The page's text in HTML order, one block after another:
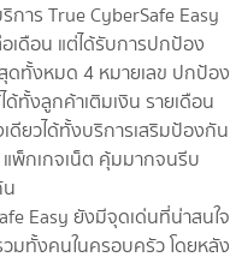
การ True CyberSafe Easy
อเดือน แต่ได้รับการปกป้อง
ดทั้งหมด 4 หมายเลข ปกป้อง
ด้ทั้งลูกค้าเติมเงิน รายเดือน
ดียวได้ทั้งบริการเสริมป้องกัน
พ็กเกจเน็ต คุ้มมากจนรีบ
Easy ยังมีจุดเด่นที่น่าสนใจ
มทั้งคนในครอบครัว โดยหลัง